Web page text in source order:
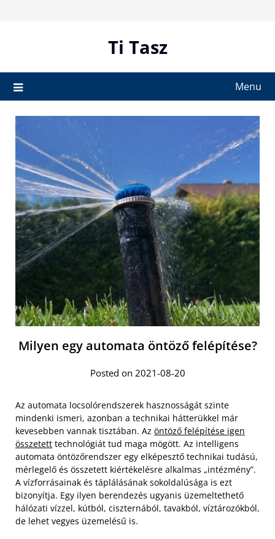
Ti Tasz
Menu
Milyen egy automata öntöző felépítése?
Posted on 2021-08-20
Az automata locsolórendszerek hasznosságát szinte
mindenki ismeri, azonban a technikai hátterükkel már
kevesebben vannak tisztában. Az öntöző felépítése igen
összetett technológiát tud maga mögött. Az intelligens
automata öntözőrendszer egy elképesztő technikai tudású,
mérlegelő és összetett kiértékelésre alkalmas „intézmény”.
A vízforrásainak és táplálásának sokoldalúsága is ezt
bizonyítja. Egy ilyen berendezés ugyanis üzemeltethető
hálózati vízzel, kútból, ciszternából, tavakból, víztározókból,
de lehet vegyes üzemelésű is.